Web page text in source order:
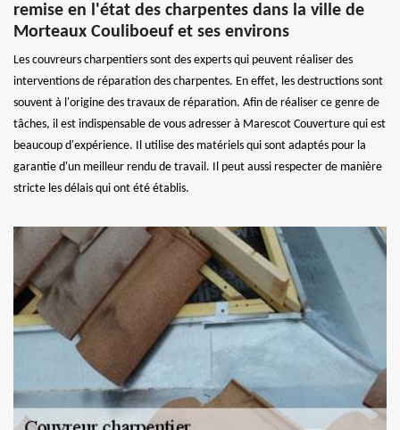
remise en l'état des charpentes dans la ville de
Morteaux Couliboeuf et ses environs
Les couvreurs charpentiers sont des experts qui peuvent réaliser des
interventions de réparation des charpentes. En effet, les destructions sont
souvent à l'origine des travaux de réparation. Afin de réaliser ce genre de
tâches, il est indispensable de vous adresser à Marescot Couverture qui est
beaucoup d'expérience. Il utilise des matériels qui sont adaptés pour la
garantie d'un meilleur rendu de travail. Il peut aussi respecter de manière
stricte les délais qui ont été établis.